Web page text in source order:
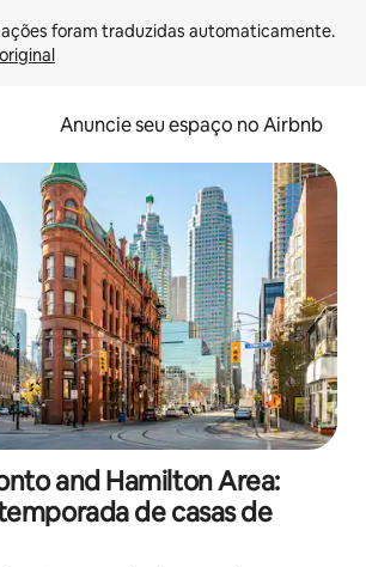
Anuncie seu espaço no Airbnb
and Hamilton Area:
de casas de